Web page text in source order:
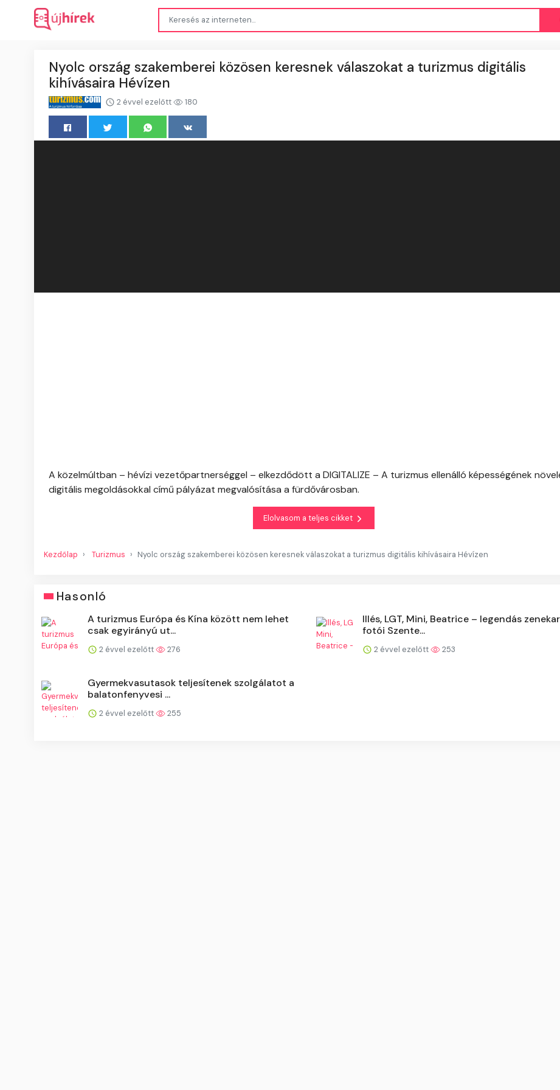
Nyolc ország szakemberei közösen keresnek válaszokat a turizmus digitális
kihívásaira Hévízen
2 évvel ezelőtt 180
A közelmúltban – hévízi vezetőpartnerséggel – elkezdődött a DIGITALIZE – A turizmus ellenálló képességének
digitális megoldásokkal című pályázat megvalósítása a fürdővárosban.
Elolvasom a teljes cikket
Kezdőlap Turizmus Nyolc ország szakemberei közösen keresnek válaszokat a turizmus digitális kihívásaira Hévízen
Hasonló
A turizmus Európa és Kína között nem lehet
csak egyirányú ut...
2 évvel ezelőtt 276
Illés, LGT, Mini, Beatrice – legendás
fotói Szente...
2 évvel ezelőtt 253
Gyermekvasutasok teljesítenek szolgálatot a
balatonfenyvesi ...
2 évvel ezelőtt 255